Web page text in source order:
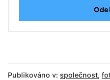
Publikováno v: společnost,